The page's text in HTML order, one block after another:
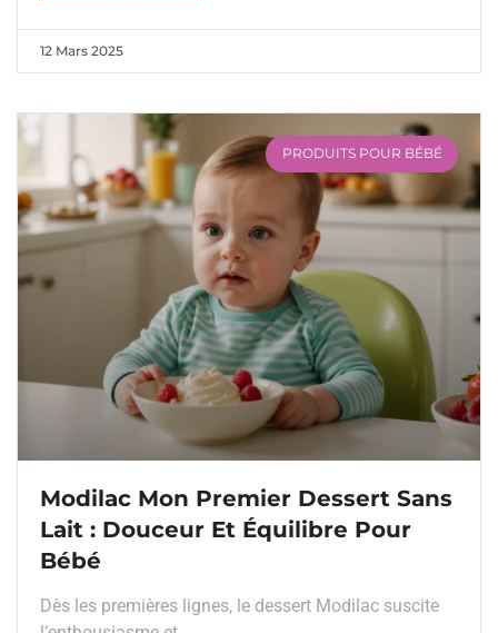
12 Mars 2025
PRODUITS POUR BÉBÉ
Modilac Mon Premier Dessert Sans
Lait : Douceur Et Équilibre Pour
Bébé
Dès les premières lignes, le dessert Modilac suscite